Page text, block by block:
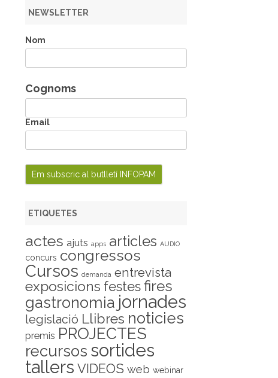
hNEWSLETTER
Nom
Cognoms
Email
ETIQUETES
actes ajuts apps articles AUDIO
concurs congressos
Cursos demanda entrevista
exposicions festes fires
gastronomia jornades
legislació Llibres noticies
premis PROJECTES
recursos sortides
tallers VIDEOS web webinar